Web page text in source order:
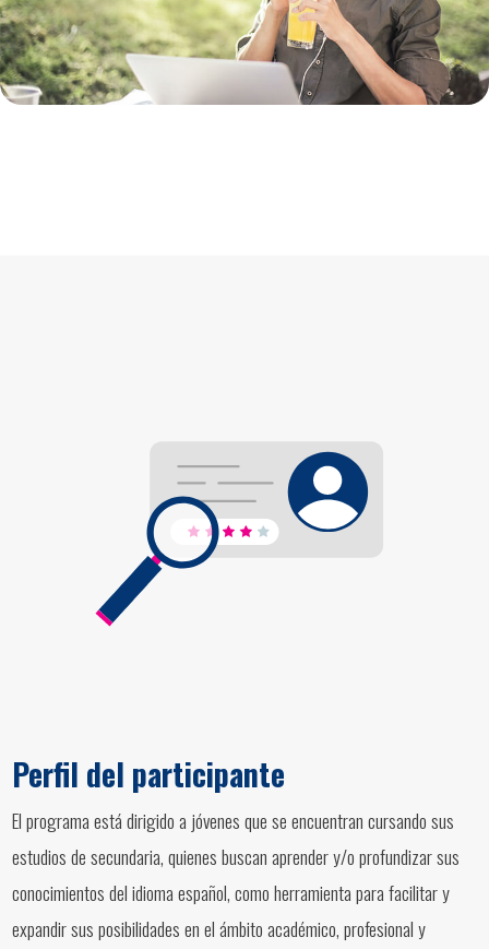
Perfil del participante
El programa está dirigido a jóvenes que se encuentran cursando sus
estudios de secundaria, quienes buscan aprender y/o profundizar sus
conocimientos del idioma español, como herramienta para facilitar y
expandir sus posibilidades en el ámbito académico, profesional y